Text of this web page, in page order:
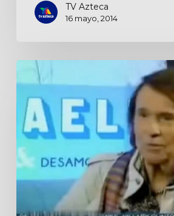
TV Azteca
16 mayo, 2014
Matutino
Express